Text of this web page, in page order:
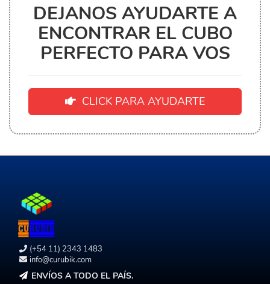
DEJANOS AYUDARTE A
ENCONTRAR EL CUBO
PERFECTO PARA VOS
CLICK PARA AYUDARTE
(+54 11) 2343 1483
info@curubik.com
ENVÍOS A TODO EL PAÍS.